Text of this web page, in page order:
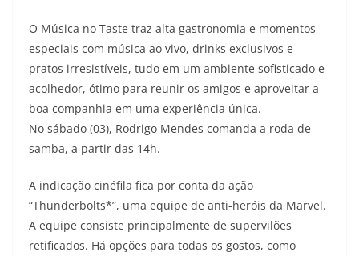
O Música no Taste traz alta gastronomia e momentos
especiais com música ao vivo, drinks exclusivos e
pratos irresistíveis, tudo em um ambiente sofisticado e
acolhedor, ótimo para reunir os amigos e aproveitar a
boa companhia em uma experiência única.
No sábado (03), Rodrigo Mendes comanda a roda de
samba, a partir das 14h.
A indicação cinéfila fica por conta da ação
“Thunderbolts*”, uma equipe de anti-heróis da Marvel.
A equipe consiste principalmente de supervilões
retificados. Há opções para todas os gostos, como